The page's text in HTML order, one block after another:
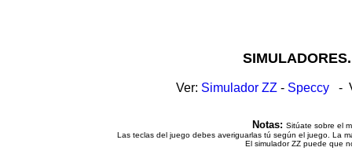
Ver: Simulador ZZ - Speccy -
Notas: Sitúate sobre el
Las teclas del juego debes averiguarlas tú según el juego. La
El simulador ZZ puede que